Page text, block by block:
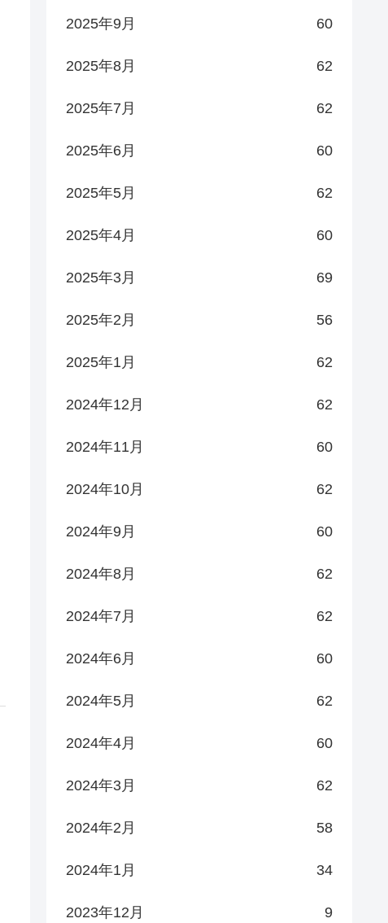
2025年9月 60
2025年8月 62
2025年7月 62
2025年6月 60
2025年5月 62
2025年4月 60
2025年3月 69
2025年2月 56
2025年1月 62
2024年12月 62
2024年11月 60
2024年10月 62
2024年9月 60
2024年8月 62
2024年7月 62
2024年6月 60
2024年5月 62
2024年4月 60
2024年3月 62
2024年2月 58
2024年1月 34
2023年12月 9